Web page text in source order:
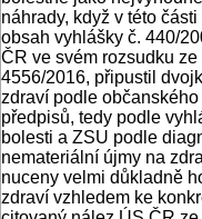
náhrady, když v této
obsah vyhlášky č. 440/
ČR ve svém rozsudku
4556/2016, připustil
zdraví podle
předpisů, tedy podle
bolesti a ZSU podle
nemateriální újmy na
nuceny velmi důkladně
zdraví vzhledem ke